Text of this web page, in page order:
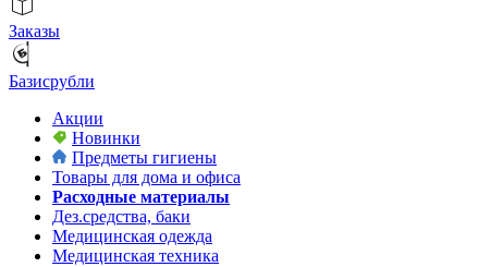
Заказы
Базисрубли
Акции
Новинки
Предметы гигиены
Товары для дома и офиса
Расходные материалы
Дез.средства, баки
Медицинская одежда
Медицинская техника